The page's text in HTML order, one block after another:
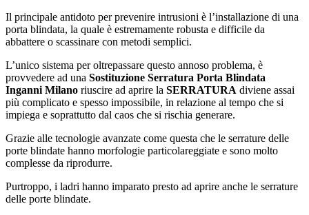
Il principale antidoto per prevenire intrusioni è l’installazione di una
porta blindata, la quale è estremamente robusta e difficile da
abbattere o scassinare con metodi semplici.
L’unico sistema per oltrepassare questo annoso problema, è
provvedere ad una Sostituzione Serratura Porta Blindata
Inganni Milano riuscire ad aprire la SERRATURA diviene assai
più complicato e spesso impossibile, in relazione al tempo che si
impiega e soprattutto dal caos che si rischia generare.
Grazie alle tecnologie avanzate come questa che le serrature delle
porte blindate hanno morfologie particolareggiate e sono molto
complesse da riprodurre.
Purtroppo, i ladri hanno imparato presto ad aprire anche le serrature
delle porte blindate.